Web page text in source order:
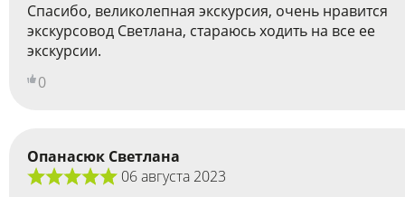
Спасибо, великолепная экскурсия, очень нравится
экскурсовод Светлана, стараюсь ходить на все ее
экскурсии.
0
Опанасюк Светлана
06 августа 2023